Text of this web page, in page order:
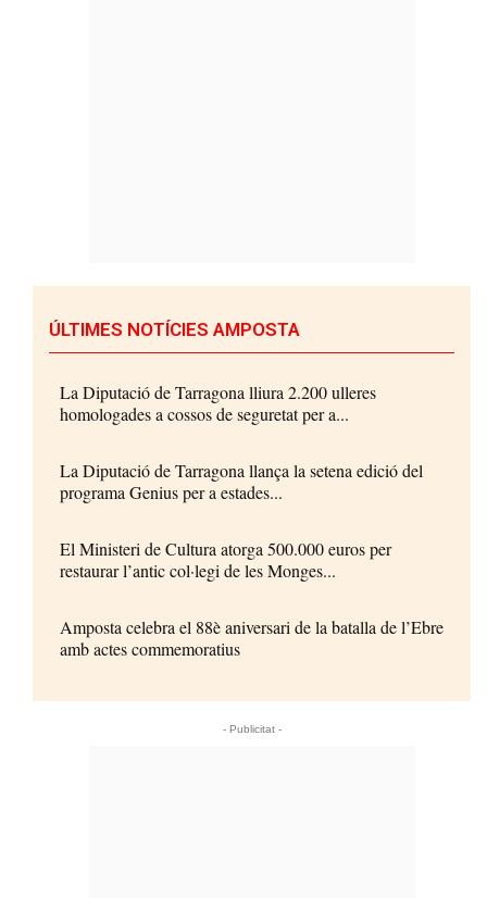
ÚLTIMES NOTÍCIES AMPOSTA
La Diputació de Tarragona lliura 2.200 ulleres
homologades a cossos de seguretat per a...
La Diputació de Tarragona llança la setena edició del
programa Genius per a estades...
El Ministeri de Cultura atorga 500.000 euros per
restaurar l’antic col·legi de les Monges...
Amposta celebra el 88è aniversari de la batalla de l’Ebre
amb actes commemoratius
- Publicitat -